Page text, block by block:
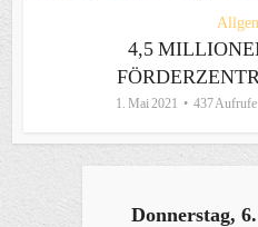
4,5
1. Mai 2021 437 Aufrufe
Donnerstag,